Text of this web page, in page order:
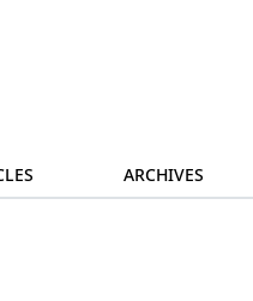
ARCHIVES